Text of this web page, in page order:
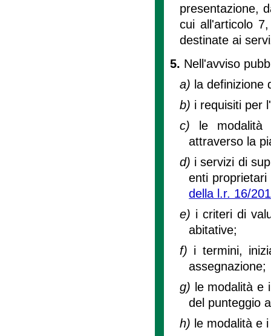
presentazione,
cui all'articolo
destinate ai
5. Nell'avviso
a) la definizione
b) i requisiti per
c)
le modalità
attraverso la
d) i servizi di
enti
della l.r. 16/
e) i criteri di
abitative;
f) i termini,
assegnazione;
g) le modalità e
del punteggio
h) le modalità e